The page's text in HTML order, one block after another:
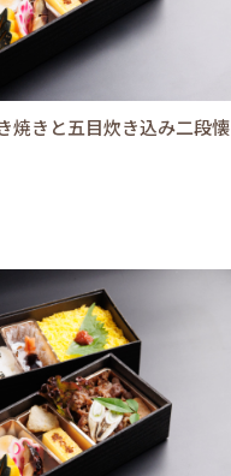
焼きと五目炊き込み二段懐